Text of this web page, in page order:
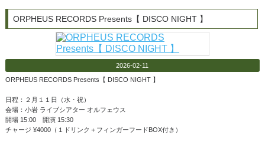
ORPHEUS RECORDS Presents【 DISCO NIGHT 】
2026-02-11
ORPHEUS RECORDS Presents【 DISCO NIGHT 】
日程：２月１１日（水・祝）
会場：小岩 ライブシアター オルフェウス
開場 15:00 開演 15:30
チャージ ¥4000（１ドリンク＋フィンガーフードBOX付き）